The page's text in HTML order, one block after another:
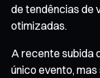
de tendências de
otimizadas.
A recente subida
único evento,